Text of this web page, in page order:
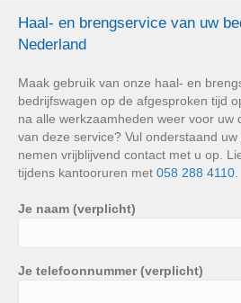
Haal- en brengservice van uw
Nederland
Maak gebruik van onze haal- en
bedrijfswagen op de afgesproken tijd
na alle werkzaamheden weer voor uw
van deze service? Vul onderstaand
nemen vrijblijvend contact met u op.
tijdens kantooruren met 058 288 4110
Je naam (verplicht)
Je telefoonnummer (verplicht)